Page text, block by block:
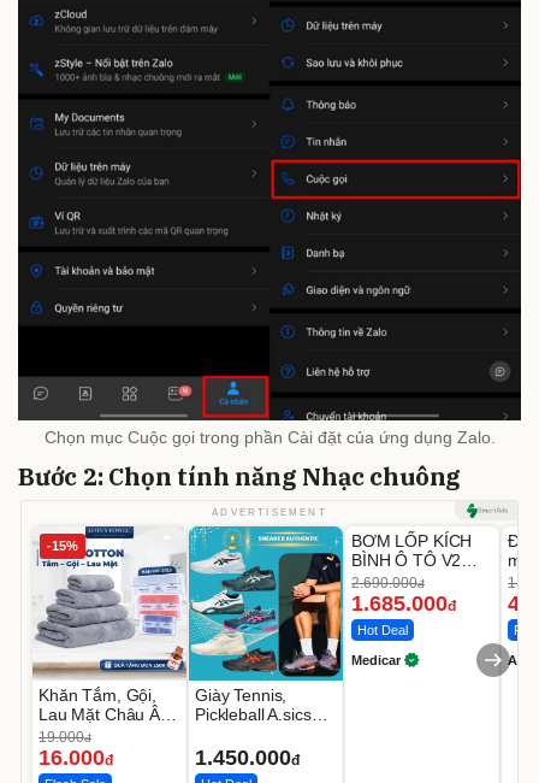
Chọn mục Cuộc gọi trong phần Cài đặt của ứng dụng Zalo.
Bước 2: Chọn tính năng Nhạc chuông
ADVERTISEMENT
-15%
Khăn Tắm, Gội,
Lau Mặt Châu Âu
LOTUS 100%
Cotton Mềm Mịn
19.000đ
16.000đ
Giày Tennis,
Pickleball A.sics
Các Phối Màu
1.450.000đ
-37%
BƠM LỐP KÍCH
BÌNH Ô TÔ V2
4IN1 Medicar
12.000mAh
2.690.000đ
1.685.000đ
Hot Deal
Medicar A